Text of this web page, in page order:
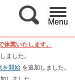
Menu
業いたします。
ました。
を開始を追加しました。